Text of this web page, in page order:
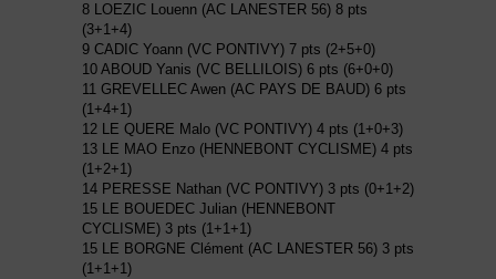
8 LOEZIC Louenn (AC LANESTER 56) 8 pts
(3+1+4)
9 CADIC Yoann (VC PONTIVY) 7 pts (2+5+0)
10 ABOUD Yanis (VC BELLILOIS) 6 pts (6+0+0)
11 GREVELLEC Awen (AC PAYS DE BAUD) 6 pts
(1+4+1)
12 LE QUERE Malo (VC PONTIVY) 4 pts (1+0+3)
13 LE MAO Enzo (HENNEBONT CYCLISME) 4 pts
(1+2+1)
14 PERESSE Nathan (VC PONTIVY) 3 pts (0+1+2)
15 LE BOUEDEC Julian (HENNEBONT
CYCLISME) 3 pts (1+1+1)
15 LE BORGNE Clément (AC LANESTER 56) 3 pts
(1+1+1)